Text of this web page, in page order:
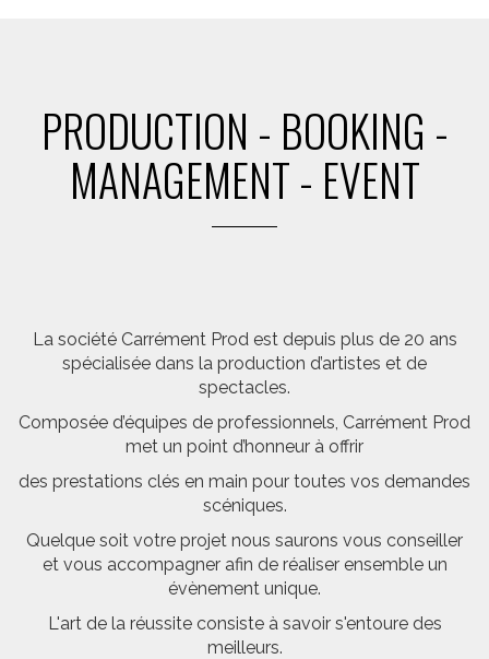
PRODUCTION - BOOKING -
MANAGEMENT - EVENT
La société Carrément Prod est depuis plus de 20 ans
spécialisée dans la production d’artistes et de
spectacles.
Composée d’équipes de professionnels, Carrément Prod
met un point d’honneur à offrir
des prestations clés en main pour toutes vos demandes
scéniques.
Quelque soit votre projet nous saurons vous conseiller
et vous accompagner afin de réaliser ensemble un
évènement unique.
L'art de la réussite consiste à savoir s'entoure des
meilleurs.